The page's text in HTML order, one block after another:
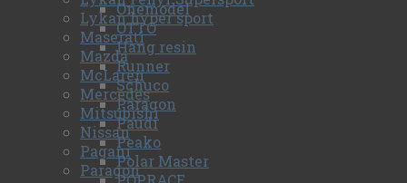
Onemodel
OTTO
Hàng resin
Runner
Schuco
Paragon
Paudi
Peako
Polar Master
Lykan hyper sport
Maserati
Mazda
McLaren
Mercedes
Mitsubishi
Nissan
Pagani
Paragon